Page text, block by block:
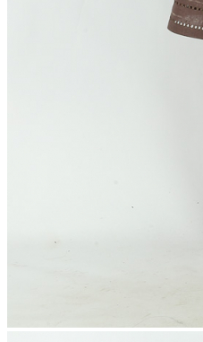
Фартуки
Чайницы-
Фартуки
Рушники свадебные
Новый год |
Детские наборы для